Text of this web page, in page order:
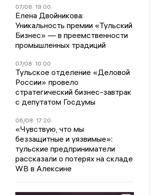
07/08 19:00
Елена Двойникова:
Уникальность премии «Тульский
Бизнес» — в преемственности
промышленных традиций
07/08 10:00
Тульское отделение «Деловой
России» провело
стратегический бизнес-завтрак
с депутатом Госдумы
06/08 17:20
«Чувствую, что мы
беззащитные и уязвимые»:
тульские предприниматели
рассказали о потерях на складе
WB в Алексине